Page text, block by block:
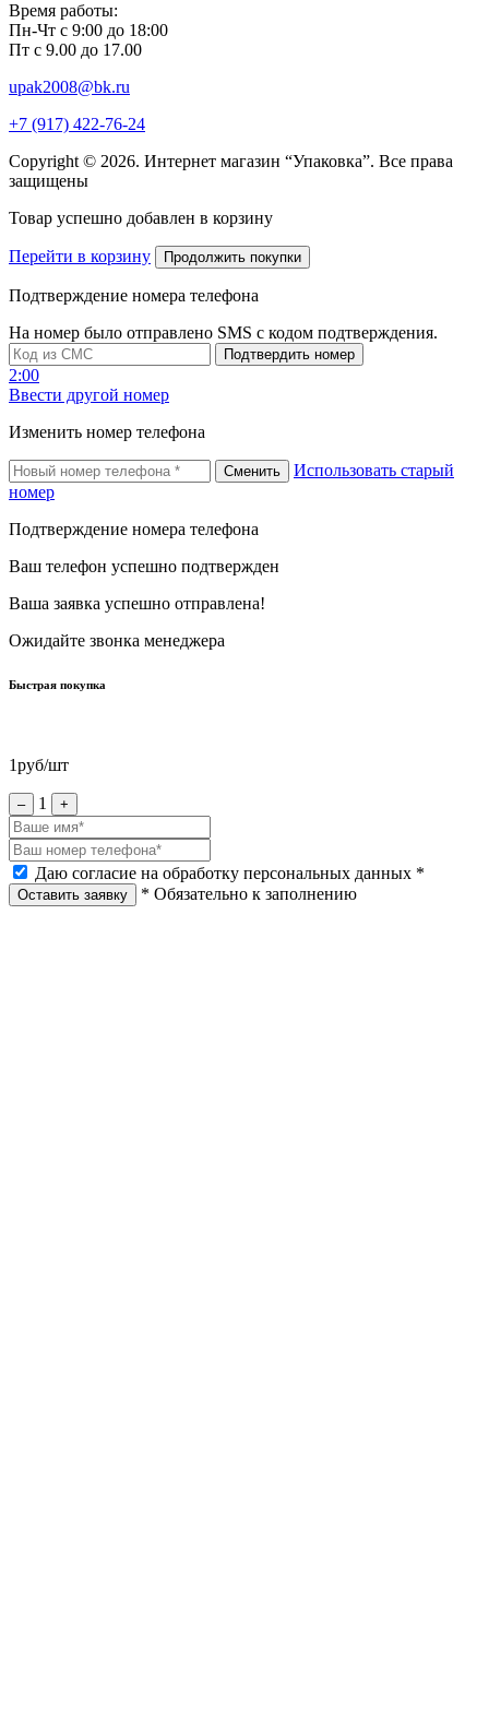
Время работы:
Пн-Чт с 9:00 до 18:00
Пт с 9.00 до 17.00
upak2008@bk.ru
+7 (917) 422-76-24
Copyright © 2026. Интернет магазин “Упаковка”. Все права
защищены
Товар успешно добавлен в корзину
Перейти в корзину Продолжить покупки
Подтверждение номера телефона
На номер было отправлено SMS с кодом подтверждения.
Подтвердить номер
2:00
Ввести другой номер
Изменить номер телефона
Сменить
Использовать старый
номер
Подтверждение номера телефона
Ваш телефон успешно подтвержден
Ваша заявка успешно отправлена!
Ожидайте звонка менеджера
Быстрая покупка
1руб/шт
– 1 +
Даю согласие на обработку персональных данных *
Оставить заявку * Обязательно к заполнению